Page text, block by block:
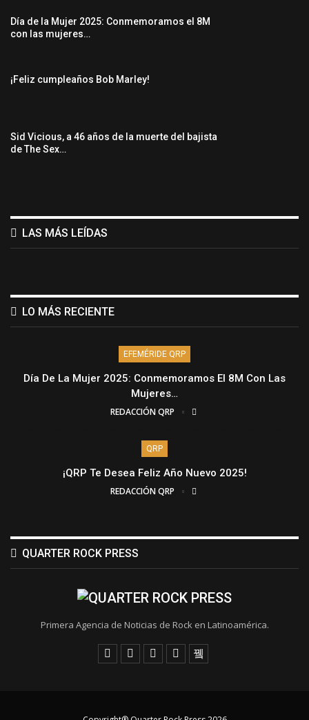
Día de la Mujer 2025: Conmemoramos el 8M
con las mujeres…
¡Feliz cumpleaños Bob Marley!
Sid Vicious, a 46 años de la muerte del bajista
de The Sex…
LAS MÁS LEÍDAS
LO MÁS RECIENTE
EFEMÉRIDE QRP
Día De La Mujer 2025: Conmemoramos El 8M Con Las
Mujeres…
REDACCIÓN QRP
QRP
¡QRP Te Desea Feliz Año Nuevo 2025!
REDACCIÓN QRP
QUARTER ROCK PRESS
Primera Agencia de Noticias de Rock en Latinoamérica.